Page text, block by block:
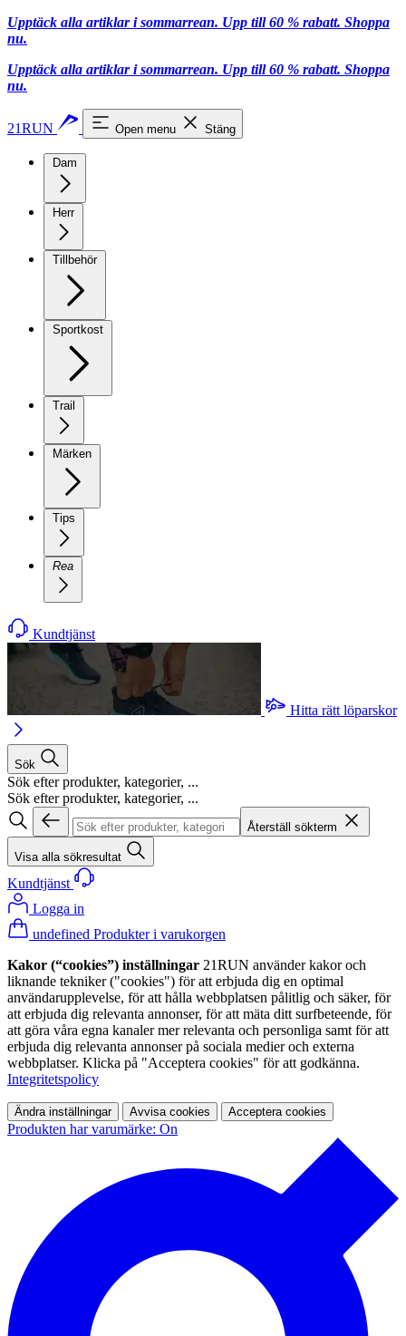
Upptäck alla artiklar i sommarrean. Upp till 60 % rabatt. Shoppa
nu.
Upptäck alla artiklar i sommarrean. Upp till 60 % rabatt. Shoppa
nu.
21RUN Open menu Stäng
Dam
Herr
Tillbehör
Sportkost
Trail
Märken
Tips
Rea
Kundtjänst
Hitta rätt löparskor
Sök
Sök efter produkter, kategorier, ...
Sök efter produkter, kategorier, ...
Återställ sökterm
Visa alla sökresultat
Kundtjänst
Logga in
undefined Produkter i varukorgen
Kakor (“cookies”) inställningar 21RUN använder kakor och
liknande tekniker ("cookies") för att erbjuda dig en optimal
användarupplevelse, för att hålla webbplatsen pålitlig och säker, för
att erbjuda dig relevanta annonser, för att mäta ditt surfbeteende, för
att göra våra egna kanaler mer relevanta och personliga samt för att
erbjuda dig relevanta annonser på sociala medier och externa
webbplatser. Klicka på "Acceptera cookies" för att godkänna.
Integritetspolicy
Ändra inställningar Avvisa cookies Acceptera cookies
Produkten har varumärke: On